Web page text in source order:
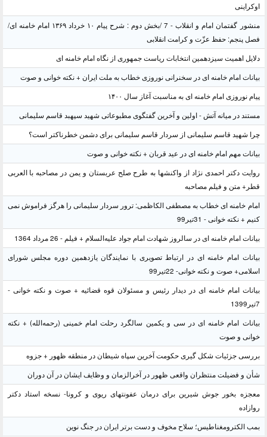
اوکراینی
منشور گفتمان امام و انقلاب - 7 /بخش دوم : شرح پیام ۱۰ خرداد ۱۳۶۹ امام خامنه ای/
فصل پنجم: حفظ عزّت و کرامت انقلابی
دلایل اهمیت سیزدهمین انتخابات ریاست جمهوری از نگاه امام خامنه ای
بیانات امام خامنه ای در سخنرانی نوروزی خطاب به ملت ایران + نکته خوانی و صوت
پیام نوروزی امام خامنه ای به مناسبت آغاز سال ۱۴۰۰
مستند در میانه آتش - اولین و آخرین گفتگوی مطبوعاتی شهید سپهبد قاسم سلیمانی
چرا شهید قاسم سلیمانی از سردار قاسم سلیمانی برای دشمن خطرناکتر است؟
بیانات مهم امام خامنه ای در عید قربان + نکته خوانی و صوت
روایت دکتر احمدی نژاد از واکنشها به طرح صلح عربستان و یمن در مصاحبه با العربی
قطر+ متن و فیلم مصاحبه
امام خامنه ای خطاب به مصطفی الکاظمی: ترور سردار سلیمانی را هرگز فراموش نمی
کنیم + نکته خوانی - 31تیر99
بیانات امام خامنه ای در سالروز شهادت امام جواد علیه‌السلام + فیلم - 26 مرداد 1364
بیانات امام خامنه ای در ارتباط تصویری با نمایندگان یازدهمین دوره مجلس شورای
اسلامی+ صوت و نکته خوانی- 22تیر99
بیانات امام خامنه ای در دیدار رئیس و مسئولان قوه قضائیه + صوت و نکته خوانی -
7تیر1399
بیانات امام خامنه ای در سی و یکمین سالگرد رحلت امام خمینی (رحمه‌الله) + نکته
خوانی و صوت
بررسی جزئیات شکل گیری حکومت آخرین سپاه شیطان در منطقه ظهور + جزوه
شأن و فضیلت منتظران واقعی ظهور در آخرالزمان و وظایف ایشان در آن دوران
معجزه بخور جوش شیرین برای درمان عفونتهای ریوی و کرونا- نسخه استاد دکتر
روازاده
بمب الکترومغناطیس؛ سلاح مخوف و دست برتر ایران در جنگ نوین